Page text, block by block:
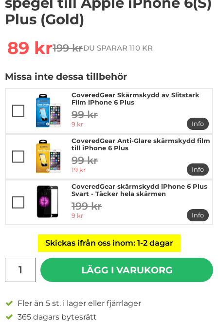
Plus (Gold)
rea pris
89 krtidigare pris
199 krDU SPARAR 110 KR
Missa inte dessa tillbehör
CoveredGear Skärmskydd av Slitstark
Film iPhone 6 Plus
tidigare pris
99 kr
rea pris
9 kr
Info
mer
CoveredGear Anti-Glare skärmskydd film
till iPhone 6 Plus
tidigare pris
99 kr
rea pris
19 kr
Info
mer
CoveredGear skärmskydd iPhone 6 Plus
Svart - Täcker hela skärmen
tidigare pris
199 kr
rea pris
9 kr
Info
mer
Skickas ifrån oss inom: 1-2 dagar
LÄGG I VARUKORG
Fler än 5 st. i lager eller fjärrlager
365 dagars bytesrätt